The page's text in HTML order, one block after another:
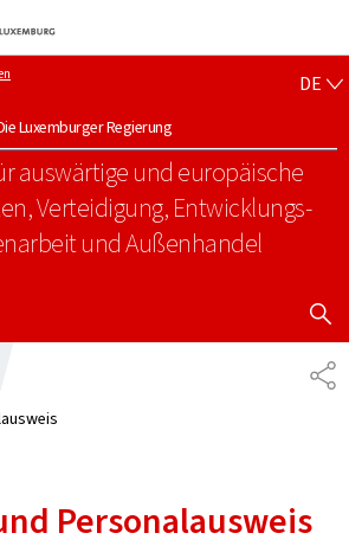
Hauptnavigation
Zum Inhalt
Luxemburger Regierung
auswärtige und europäische
Verteidigung, Entwicklungs-
und Außenhandel
DE
Personalausweis